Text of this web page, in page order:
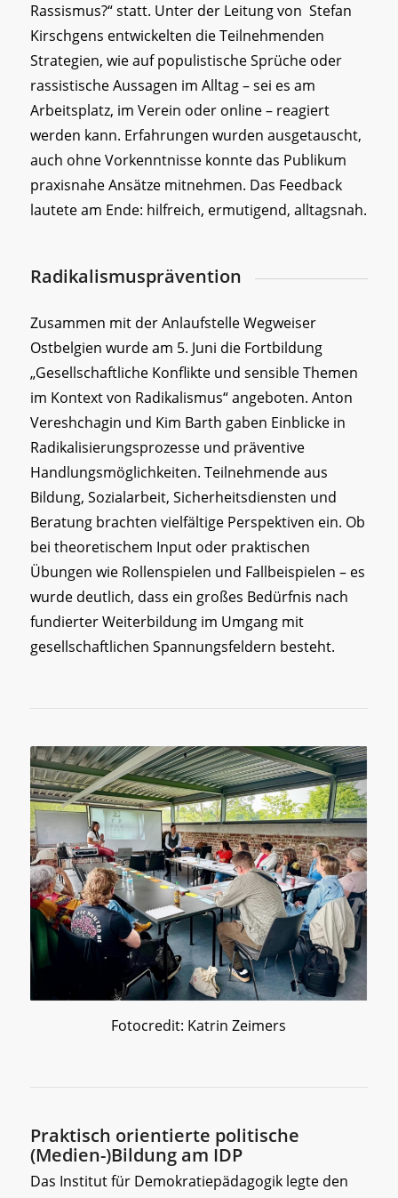
Rassismus?“ statt. Unter der Leitung von Stefan
Kirschgens entwickelten die Teilnehmenden
Strategien, wie auf populistische Sprüche oder
rassistische Aussagen im Alltag – sei es am
Arbeitsplatz, im Verein oder online – reagiert
werden kann. Erfahrungen wurden ausgetauscht,
auch ohne Vorkenntnisse konnte das Publikum
praxisnahe Ansätze mitnehmen. Das Feedback
lautete am Ende: hilfreich, ermutigend, alltagsnah.
Radikalismusprävention
Zusammen mit der Anlaufstelle Wegweiser
Ostbelgien wurde am 5. Juni die Fortbildung
„Gesellschaftliche Konflikte und sensible Themen
im Kontext von Radikalismus“ angeboten. Anton
Vereshchagin und Kim Barth gaben Einblicke in
Radikalisierungsprozesse und präventive
Handlungsmöglichkeiten. Teilnehmende aus
Bildung, Sozialarbeit, Sicherheitsdiensten und
Beratung brachten vielfältige Perspektiven ein. Ob
bei theoretischem Input oder praktischen
Übungen wie Rollenspielen und Fallbeispielen – es
wurde deutlich, dass ein großes Bedürfnis nach
fundierter Weiterbildung im Umgang mit
gesellschaftlichen Spannungsfeldern besteht.
Fotocredit: Katrin Zeimers
Praktisch orientierte politische
(Medien-)Bildung am IDP
Das Institut für Demokratiepädagogik legte den